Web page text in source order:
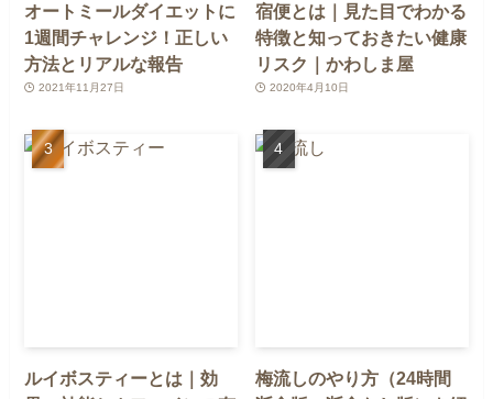
オートミールダイエットに
1週間チャレンジ！正しい
方法とリアルな報告
2021年11月27日
宿便とは｜見た目でわかる
特徴と知っておきたい健康
リスク｜かわしま屋
2020年4月10日
ルイボスティーとは｜効
梅流しのやり方（24時間